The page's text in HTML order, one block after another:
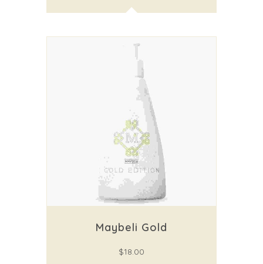
Maybeli Gold
$18.00